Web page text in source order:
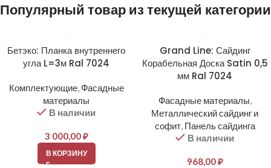
Популярный товар из текущей категории
Бетэко: Планка внутреннего
угла L=3м Ral 7024
Комплектующие, Фасадные
материалы
В наличии
3 000,00₽
В КОРЗИНУ
Grand Line: Сайдинг
Корабельная Доска Satin 0,5
мм Ral 7024
Фасадные материалы,
Металлический сайдинг и
софит, Панель сайдинга
В наличии
968,00₽